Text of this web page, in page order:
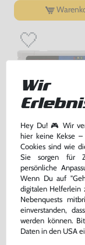
Super Mario World 1
Modul, gebraucht
nur32,99 €
Wir
Hey Du! 🎮 Wir
hier keine Kekse
Cookies sind wie
Sie sorgen für
persönliche
Wenn Du auf
digitalen Helferlein
Nebenquests
einverstanden,
werden können.
Daten in den USA